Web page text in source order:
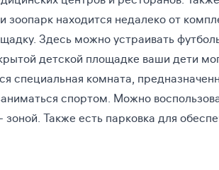
находится недалеко от
Здесь можно устраивать
детской площадке ваши дети
специальная комната,
спортом. Можно
Также есть парковка для